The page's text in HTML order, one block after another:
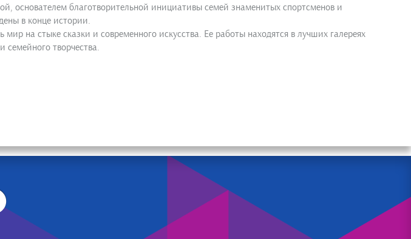
основателем благотворительной инициативы семей знаменитых спортсменов и
в конце истории.
на стыке сказки и современного искусства. Ее работы находятся в лучших галереях
творчества.